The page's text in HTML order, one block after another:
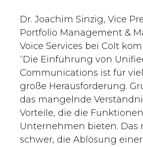
Dr. Joachim Sinzig, Vice
Portfolio Management &
Voice Services bei Colt
“Die Einführung von
Communications ist für
große Herausforderung.
das mangelnde
Vorteile, die die
Unternehmen bieten. Das
schwer, die Ablösung